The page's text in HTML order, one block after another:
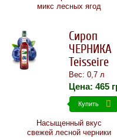
микс лесных ягод
Сироп
ЧЕРНИКА
Teisseire
Вес: 0,7 л
Цена: 465
Купить
Насыщенный вкус
свежей лесной черники